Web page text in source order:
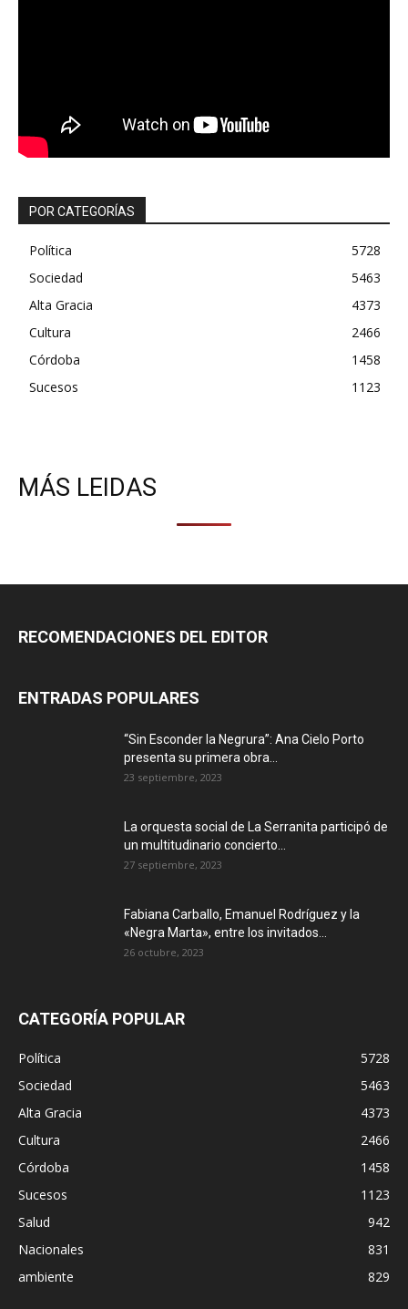
POR CATEGORÍAS
Política
5728
Sociedad
5463
Alta Gracia
4373
Cultura
2466
Córdoba
1458
Sucesos
1123
MÁS LEIDAS
RECOMENDACIONES DEL EDITOR
ENTRADAS POPULARES
“Sin Esconder la Negrura”: Ana Cielo Porto
presenta su primera obra...
23 septiembre, 2023
La orquesta social de La Serranita participó de
un multitudinario concierto...
27 septiembre, 2023
Fabiana Carballo, Emanuel Rodríguez y la
«Negra Marta», entre los invitados...
26 octubre, 2023
CATEGORÍA POPULAR
Política
5728
Sociedad
5463
Alta Gracia
4373
Cultura
2466
Córdoba
1458
Sucesos
1123
Salud
942
Nacionales
831
ambiente
829